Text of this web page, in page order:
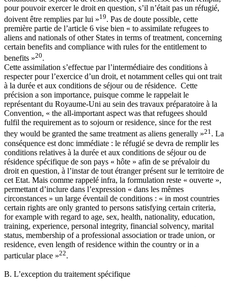
pour pouvoir exercer le droit en question, s’il n’était pas un réfugié,
doivent être remplies par lui »19. Pas de doute possible, cette
première partie de l’article 6 vise bien « to assimilate refugees to
aliens and nationals of other States in terms of treatment, concerning
certain benefits and compliance with rules for the entitlement to
benefits »20.
Cette assimilation s’effectue par l’intermédiaire des conditions à
respecter pour l’exercice d’un droit, et notamment celles qui ont trait
à la durée et aux conditions de séjour ou de résidence. Cette
précision a son importance, puisque comme le rappelait le
représentant du Royaume-Uni au sein des travaux préparatoire à la
Convention, « the all-important aspect was that refugees should
fulfil the requirement as to sojourn or residence, since for the rest
they would be granted the same treatment as aliens generally »21 . La
conséquence est donc immédiate : le réfugié se devra de remplir les
conditions relatives à la durée et aux conditions de séjour ou de
résidence spécifique de son pays « hôte » afin de se prévaloir du
droit en question, à l’instar de tout étranger présent sur le territoire de
cet Etat. Mais comme rappelé infra, la formulation reste « ouverte »,
permettant d’inclure dans l’expression « dans les mêmes
circonstances » un large éventail de conditions : « in most countries
certain rights are only granted to persons satisfying certain criteria,
for example with regard to age, sex, health, nationality, education,
training, experience, personal integrity, financial solvency, marital
status, membership of a professional association or trade union, or
residence, even length of residence within the country or in a
particular place »22.
B. L’exception du traitement spécifique